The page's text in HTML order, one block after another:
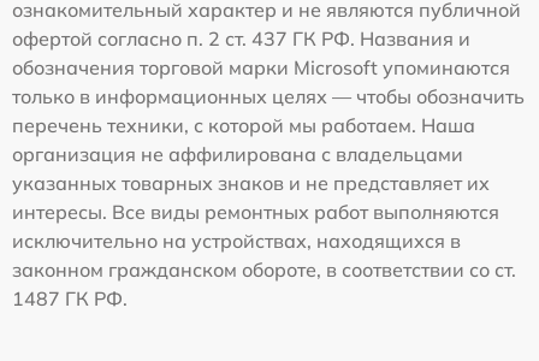
ознакомительный характер и не являются публичной
офертой согласно п. 2 ст. 437 ГК РФ. Названия и
обозначения торговой марки Microsoft упоминаются
только в информационных целях — чтобы обозначить
перечень техники, с которой мы работаем. Наша
организация не аффилирована с владельцами
указанных товарных знаков и не представляет их
интересы. Все виды ремонтных работ выполняются
исключительно на устройствах, находящихся в
законном гражданском обороте, в соответствии со ст.
1487 ГК РФ.